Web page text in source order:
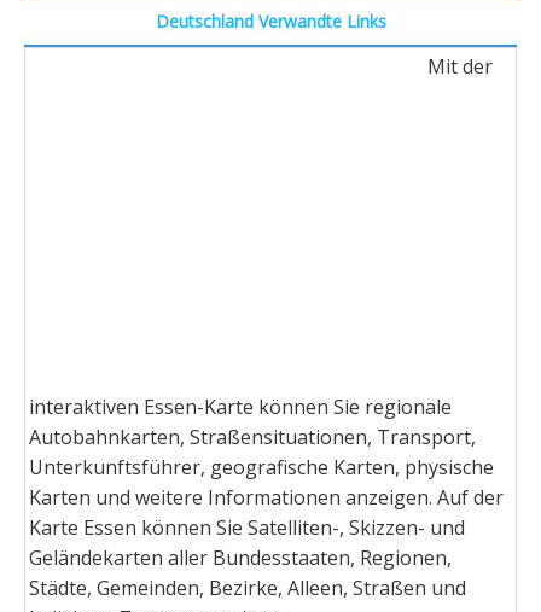
DeutschlandVerwandte Links
Mit der
interaktiven Essen-Karte können Sie regionale
Autobahnkarten, Straßensituationen, Transport,
Unterkunftsführer, geografische Karten, physische
Karten und weitere Informationen anzeigen. Auf der
Karte Essen können Sie Satelliten-, Skizzen- und
Geländekarten aller Bundesstaaten, Regionen,
Städte, Gemeinden, Bezirke, Alleen, Straßen und